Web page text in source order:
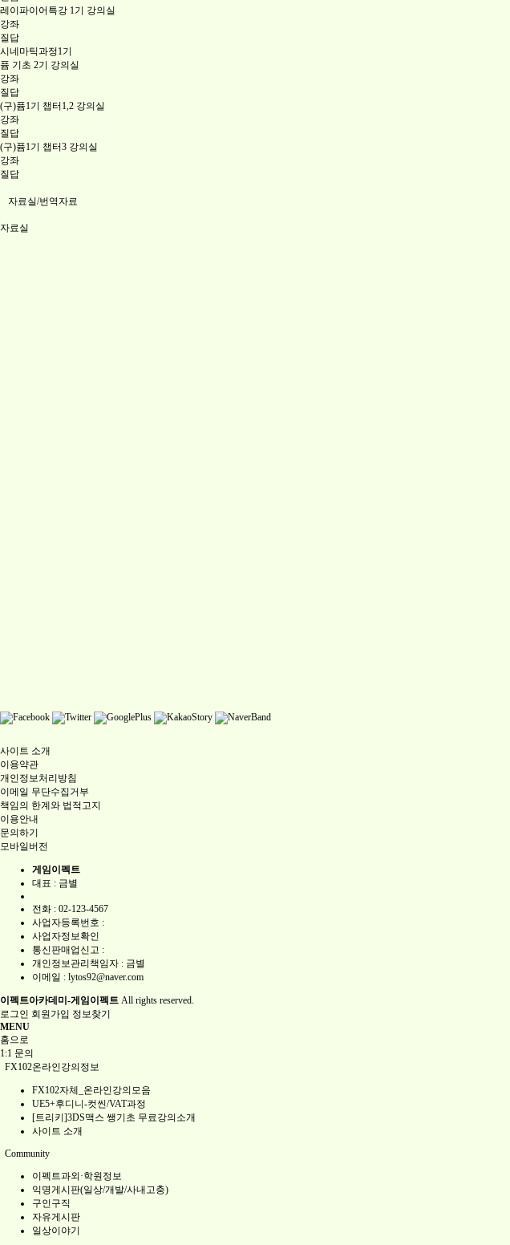
레이파이어특강 1기 강의실
강좌
질답
시네마틱과정1기
퓸 기초 2기 강의실
강좌
질답
(구)퓸1기 챕터1,2 강의실
강좌
질답
(구)퓸1기 챕터3 강의실
강좌
질답
자료실/번역자료
자료실
사이트 소개
이용약관
개인정보처리방침
이메일 무단수집거부
책임의 한계와 법적고지
이용안내
문의하기
모바일버전
게임이펙트
대표 : 금별
전화 : 02-123-4567
사업자등록번호 :
사업자정보확인
통신판매업신고 :
개인정보관리책임자 : 금별
이메일 : lytos92@naver.com
이펙트아카데미-게임이펙트 All rights reserved.
로그인 회원가입 정보찾기
MENU
홈으로
1:1 문의
FX102온라인강의정보
FX102자체_온라인강의모음
UE5+후디니-컷씬/VAT과정
[트리키]3DS맥스 쌩기초 무료강의소개
사이트 소개
Community
이펙트과외·학원정보
익명게시판(일상/개발/사내고충)
구인구직
자유게시판
일상이야기